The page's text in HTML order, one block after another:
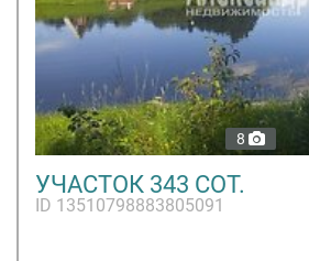
8
УЧАСТОК 343 СОТ.
ID 13510798883805091